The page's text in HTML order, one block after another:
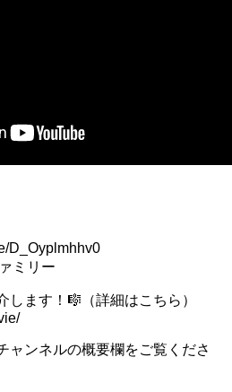
D_Oyplmhhv0
ミリー
ます！🎼（詳細はこちら）
ンネルの概要欄をご覧くださ